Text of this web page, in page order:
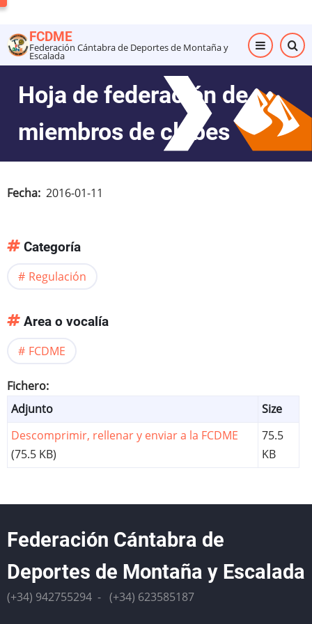
al
contenido
principal
FCDME
Federación Cántabra de Deportes de Montaña y
Escalada
Hoja de federación de
miembros de clubes
Fecha 2016-01-11
Categoría
Regulación
Area o vocalía
FCDME
Fichero
Adjunto
Size
Descomprimir, rellenar y enviar a la FCDME
(75.5 KB)
75.5
KB
Federación Cántabra de
Deportes de Montaña y Escalada
(+34) 942755294 - (+34) 623585187